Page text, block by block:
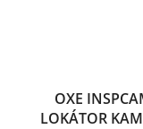
OXE
LOKÁTOR